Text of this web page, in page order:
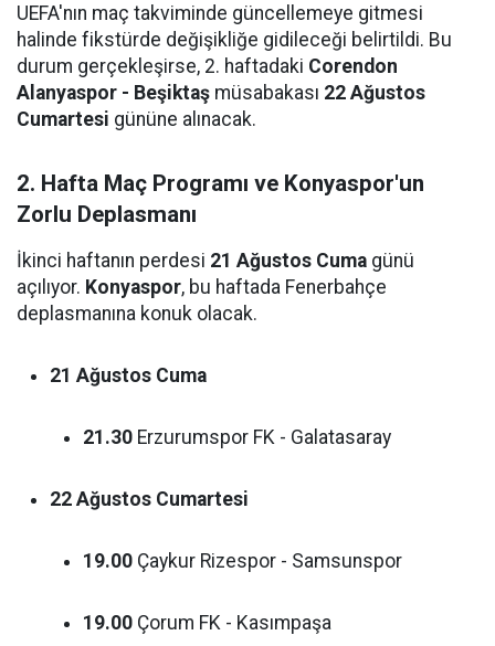
UEFA'nın maç takviminde güncellemeye gitmesi
halinde fikstürde değişikliğe gidileceği belirtildi. Bu
durum gerçekleşirse, 2. haftadaki Corendon
Alanyaspor - Beşiktaş müsabakası 22 Ağustos
Cumartesi gününe alınacak.
2. Hafta Maç Programı ve Konyaspor'un
Zorlu Deplasmanı
İkinci haftanın perdesi 21 Ağustos Cuma günü
açılıyor. Konyaspor, bu haftada Fenerbahçe
deplasmanına konuk olacak.
21 Ağustos Cuma
21.30 Erzurumspor FK - Galatasaray
22 Ağustos Cumartesi
19.00 Çaykur Rizespor - Samsunspor
19.00 Çorum FK - Kasımpaşa